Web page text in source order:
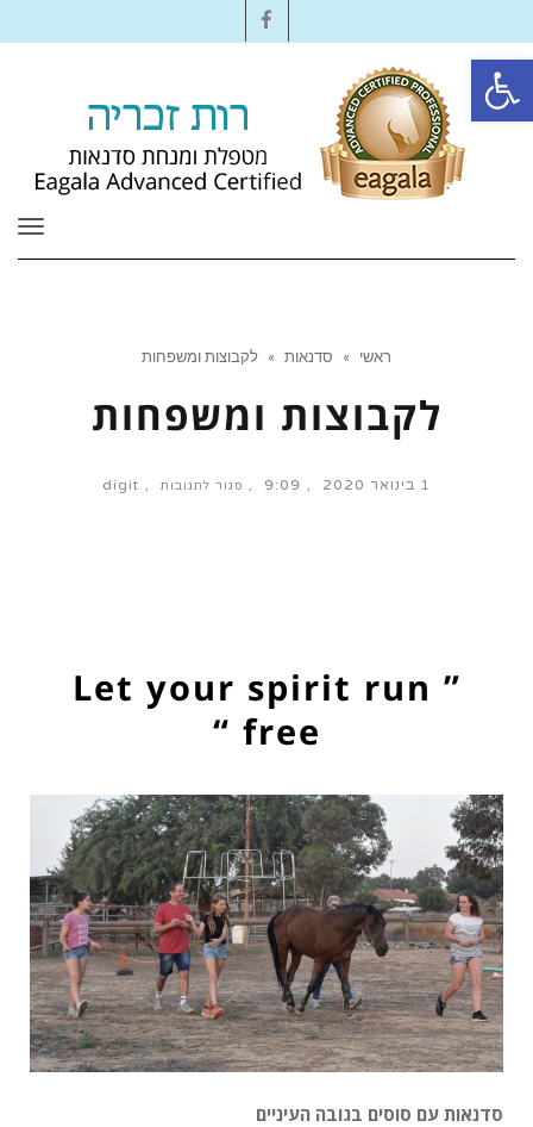
פתח סרגל נגישות
Facebook
ראשי » סדנאות » לקבוצות ומשפחות
לקבוצות ומשפחות
1 בינואר 2020 9:09 סגור לתגובות digit
” Let your spirit run
free “
סדנאות עם סוסים בגובה העיניים